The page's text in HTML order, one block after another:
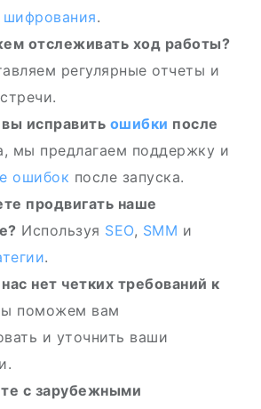
шифрования.
отслеживать ход работы?
регулярные отчеты и
исправить ошибки после
мы предлагаем поддержку и
ошибок после запуска.
продвигать наше
Используя SEO, SMM и
.
нет четких требований к
поможем вам
и уточнить ваши
с зарубежными